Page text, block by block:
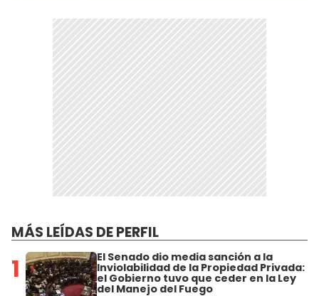
MÁS LEÍDAS DE PERFIL
1 El Senado dio media sanción a la
Inviolabilidad de la Propiedad Privada:
el Gobierno tuvo que ceder en la Ley
del Manejo del Fuego